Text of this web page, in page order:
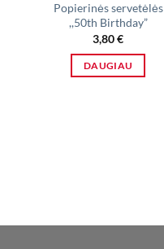
Popierinės servetėlės
,,50th Birthday”
3,80€
DAUGIAU